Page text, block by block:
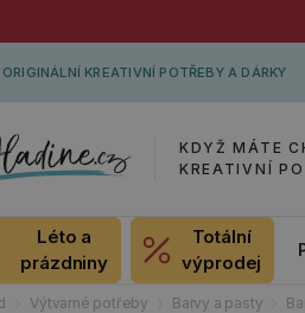
ORIGINÁLNÍ KREATIVNÍ POTŘEBY A DÁRKY
KDYŽ MÁTE
KREATIVNÍ
Léto a
prázdniny
Totální
výprodej
Výtvarné potřeby Barvy a pasty